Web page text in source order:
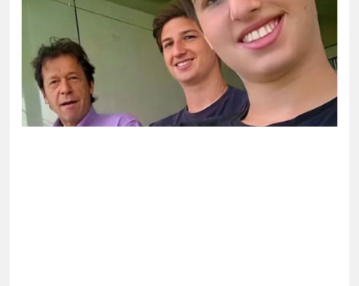
মব সৃষ্টির সুযোগ নিতে পারে আওয়ামী লীগ: